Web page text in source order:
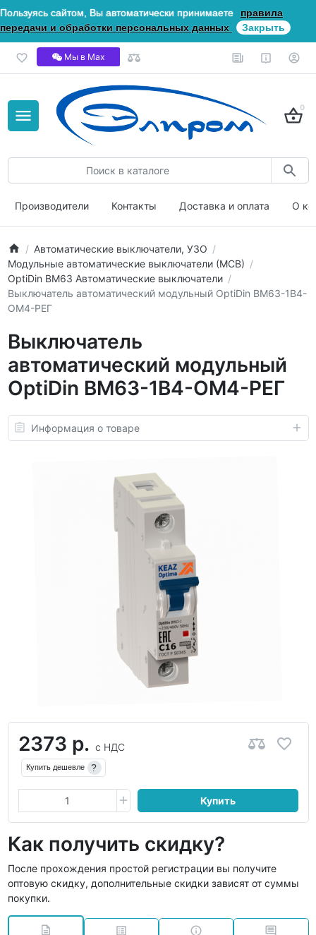
Пользуясь сайтом, Вы автоматически принимаете
правила
передачи и обработки персональных данных
Закрыть
Мы в Мах
0
Производители Контакты Доставка и оплата О
Автоматические выключатели, УЗО
Модульные автоматические выключатели (МСВ)
OptiDin ВМ63 Автоматические выключатели
Выключатель автоматический модульный OptiDin BM63-1B4-
ОМ4-РЕГ
Выключатель
автоматический модульный
OptiDin BM63-1B4-ОМ4-РЕГ
Информация о товаре
2373 р. с НДС
Купить дешевле ?
Купить
Как получить скидку?
После прохождения простой регистрации вы получите
оптовую скидку, дополнительные скидки зависят от суммы
покупки.